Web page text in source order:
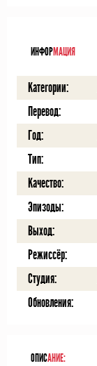
ИНФОРМАЦИЯ
Категории:
Перевод:
Год:
Тип:
Качество:
Эпизоды:
Выход:
Режиссёр:
Студия:
Обновления:
ОПИСАНИЕ: